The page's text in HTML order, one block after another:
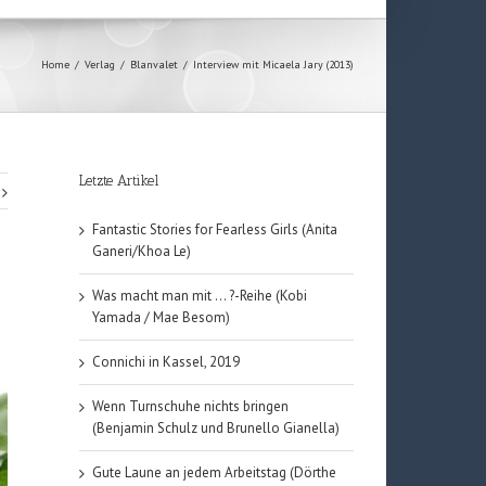
Home / Verlag / Blanvalet / Interview mit Micaela Jary (2013)
Letzte Artikel
Fantastic Stories for Fearless Girls (Anita
Ganeri/Khoa Le)
Was macht man mit … ?-Reihe (Kobi
Yamada / Mae Besom)
Connichi in Kassel, 2019
Wenn Turnschuhe nichts bringen
(Benjamin Schulz und Brunello Gianella)
Gute Laune an jedem Arbeitstag (Dörthe